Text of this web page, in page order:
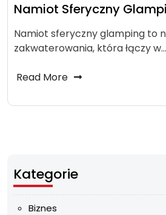
Namiot Sferyczny
Namiot sferyczny glamping to
zakwaterowania, która łączy w…
Read More
Kategorie
Biznes